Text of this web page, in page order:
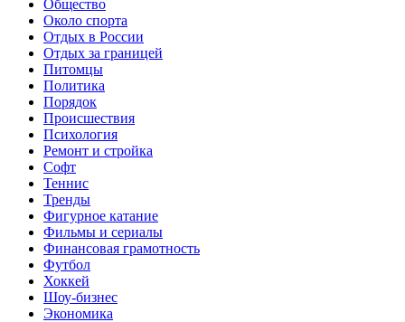
Общество
Около спорта
Отдых в России
Отдых за границей
Питомцы
Политика
Порядок
Происшествия
Психология
Ремонт и стройка
Софт
Теннис
Тренды
Фигурное катание
Фильмы и сериалы
Финансовая грамотность
Футбол
Хоккей
Шоу-бизнес
Экономика